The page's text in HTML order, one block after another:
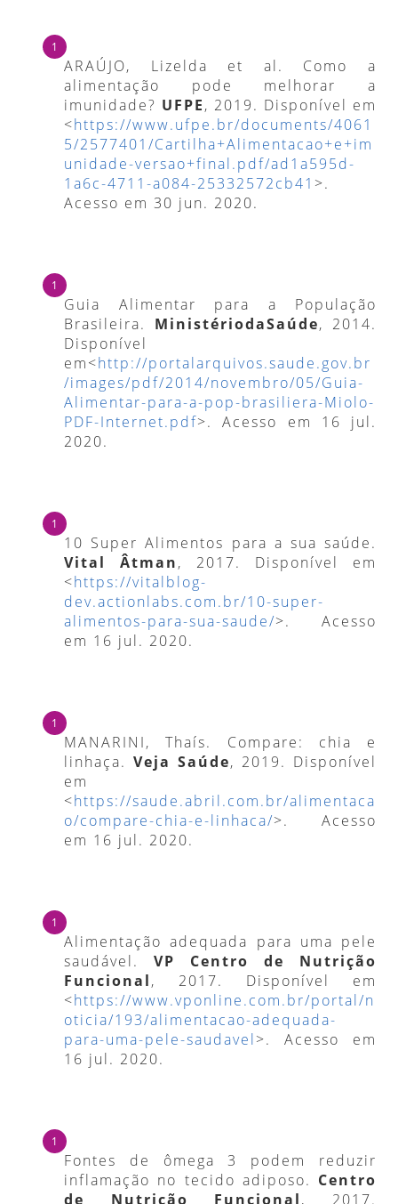
ARAÚJO, Lizelda et al. Como a
alimentação pode melhorar a
imunidade? UFPE, 2019. Disponível em
<https://www.ufpe.br/documents/4061
5/2577401/Cartilha+Alimentacao+e+im
unidade-versao+final.pdf/ad1a595d-
1a6c-4711-a084-25332572cb41 >.
Acesso em 30 jun. 2020.
Guia Alimentar para a População
Brasileira. MinistériodaSaúde, 2014.
Disponível
em<http://portalarquivos.saude.gov.br
/images/pdf/2014/novembro/05/Guia-
Alimentar-para-a-pop-brasiliera-Miolo-
PDF-Internet.pdf>. Acesso em 16 jul.
2020.
10 Super Alimentos para a sua saúde.
Vital Âtman, 2017. Disponível em
<https://vitalblog-
dev.actionlabs.com.br/10-super-
alimentos-para-sua-saude/>. Acesso
em 16 jul. 2020.
MANARINI, Thaís. Compare: chia e
linhaça. Veja Saúde, 2019. Disponível
em
<https://saude.abril.com.br/alimentaca
o/compare-chia-e-linhaca/>. Acesso
em 16 jul. 2020.
Alimentação adequada para uma pele
saudável. VP Centro de Nutrição
Funcional, 2017. Disponível em
<https://www.vponline.com.br/portal/n
oticia/193/alimentacao-adequada-
para-uma-pele-saudavel>. Acesso em
16 jul. 2020.
Fontes de ômega 3 podem reduzir
inflamação no tecido adiposo. Centro
de Nutrição Funcional, 2017.